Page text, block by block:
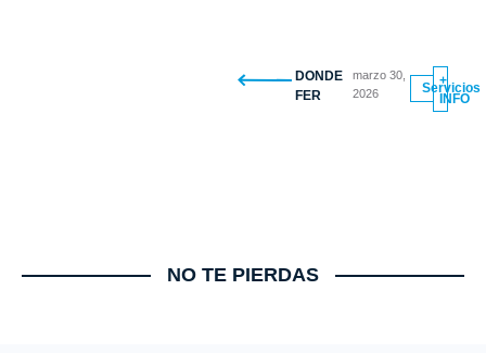
DONDE
FER
marzo 30,
2026
Servicios
+
INFO
NO TE PIERDAS